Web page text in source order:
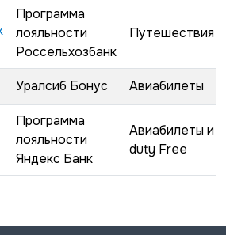
Программа
лояльности
Россельхозбанк
Путешествия
Уралсиб Бонус Авиабилеты
Программа
лояльности
Яндекс Банк
Авиабилеты и
duty Free